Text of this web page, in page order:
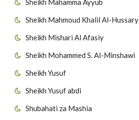
Sheikh Mahamma Ayyub
Sheikh Mahmoud Khalil Al-Hussary
Sheikh Mishari Al Afasiy
Sheikh Mohammed S. Al-Minshawi
Sheikh Yusuf
Sheikh Yusuf abdi
Shubahati za Mashia